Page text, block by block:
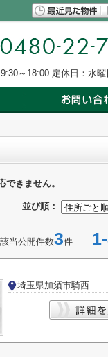
～18:00 定休日：水曜
きません。
並び順：
該当公開件数3件 1-
埼玉県加須市騎西